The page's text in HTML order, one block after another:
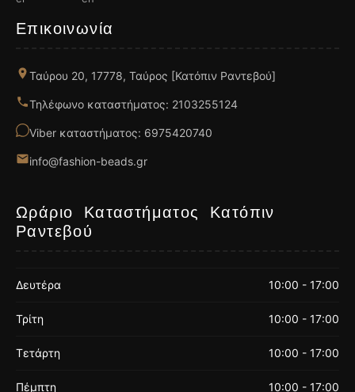
Επικοινωνία
Ταύρου 20, 17778, Ταύρος [Κατόπιν Ραντεβού]
Τηλέφωνο καταστήματος: 2103255124
Viber καταστήματος: 6975420740
info@fashion-beads.gr
Ωράριο Καταστήματος Κατόπιν
Ραντεβού
Δευτέρα 10:00 - 17:00
Τρίτη 10:00 - 17:00
Τετάρτη 10:00 - 17:00
Πέμπτη 10:00 - 17:00